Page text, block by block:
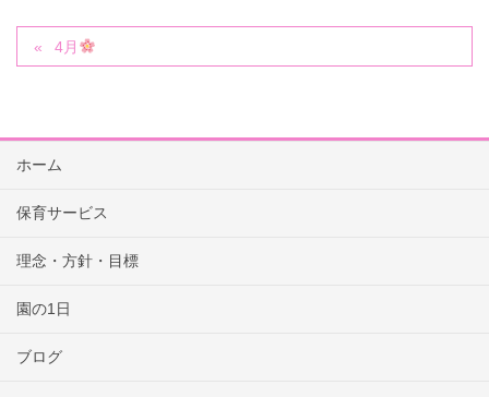
4月
ホーム
保育サービス
理念・方針・目標
園の1日
ブログ